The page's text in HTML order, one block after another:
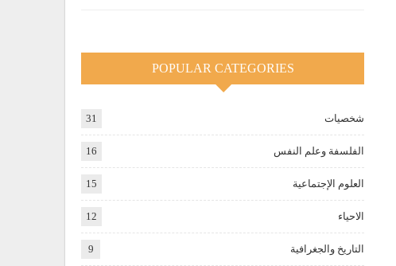
POPULAR CATEGORIES
شخصيات 31
الفلسفة وعلم النفس 16
العلوم الإجتماعية 15
الاحياء 12
التاريخ والجغرافية 9